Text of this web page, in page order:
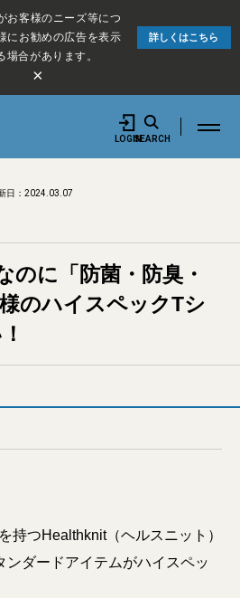
お客様のニーズ等につ
にお勧めの広告を表示
合があります。
詳しくはこちら
×
LOGINSEARCH
日：2024.03.07
のに「防菌・防臭・
のハイスペックTシ
持つHealthknit（ヘルスニット）
ンダードアイテムがハイスペッ